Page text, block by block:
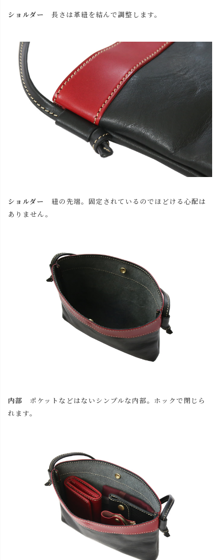
(本体・紐) ブラック
ショルダー 長さは革紐を結んで調整します。
ショルダー 紐の先端。固定されているのでほどける心配は
ありません。
内部 ポケットなどはないシンプルな内部。ホックで閉じら
れます。